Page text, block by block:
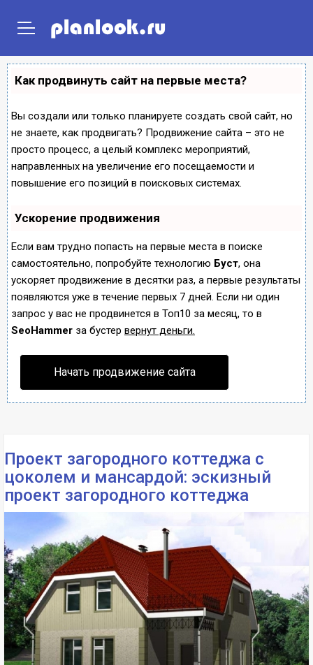
ГЛАВНАЯ
ПРОЕКТЫ ДОМОВ
ПРОЕКТЫ ПОСТРОЕК
Как продвинуть сайт на первые места?
Вы создали или только планируете создать свой сайт, но
не знаете, как продвигать? Продвижение сайта – это не
просто процесс, а целый комплекс мероприятий,
направленных на увеличение его посещаемости и
повышение его позиций в поисковых системах.
Ускорение продвижения
Если вам трудно попасть на первые места в поиске
самостоятельно, попробуйте технологию Буст, она
ускоряет продвижение в десятки раз, а первые результаты
появляются уже в течение первых 7 дней. Если ни один
запрос у вас не продвинется в Топ10 за месяц, то в
SeoHammer за бустер вернут деньги.
Начать продвижение сайта
Проект загородного коттеджа с
цоколем и мансардой: эскизный
проект загородного коттеджа